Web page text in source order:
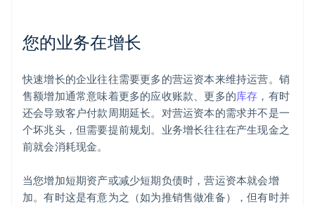
您的业务在增长
快速增长的企业往往需要更多的营运资本来维持运营。销
售额增加通常意味着更多的应收账款、更多的库存 ，有时
还会导致客户付款周期延长。对营运资本的需求并不是一
个坏兆头，但需要提前规划。业务增长往往在产生现金之
前就会消耗现金。
当您增加短期资产或减少短期负债时，营运资本就会增
加。有时这是有意为之（如为推销售做准备），但有时并